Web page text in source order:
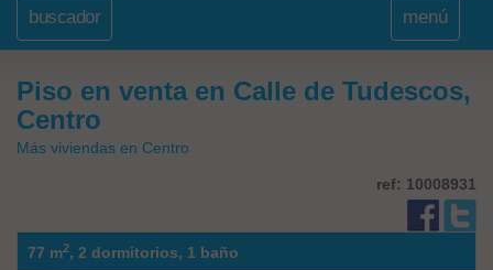
buscador menú
Piso en venta en Calle de Tudescos,
Centro
Más viviendas en Centro
ref: 10008931
77 m2, 2 dormitorios, 1 baño